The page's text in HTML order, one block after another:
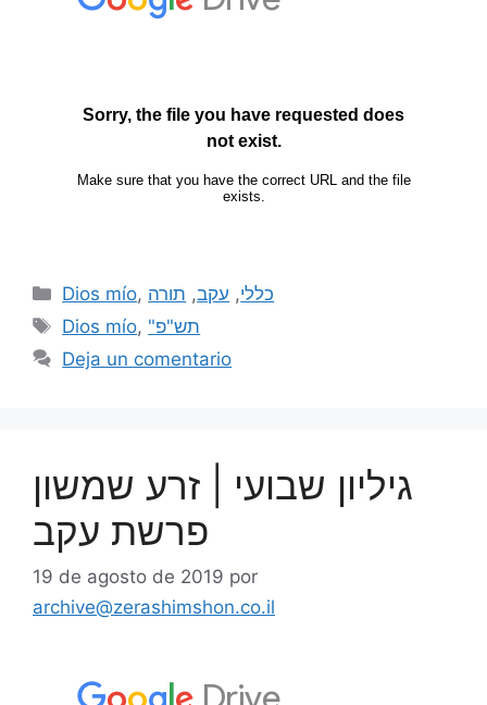
Dios mío, כללי, עקב, תורה
Dios mío,
"תש"פ
Deja un comentario
גיליון שבועי | זרע שמשון
פרשת עקב
19 de agosto de 2019 por
archive@zerashimshon.co.il